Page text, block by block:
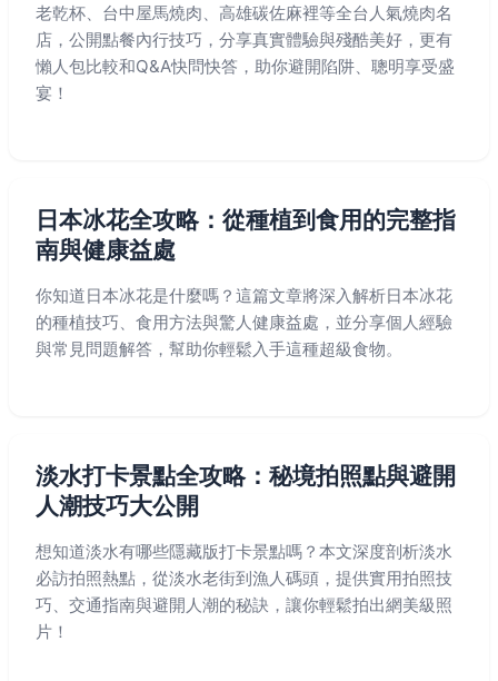
老乾杯、台中屋馬燒肉、高雄碳佐麻裡等全台人氣燒肉名
店，公開點餐內行技巧，分享真實體驗與殘酷美好，更有
懶人包比較和Q&A快問快答，助你避開陷阱、聰明享受盛
宴！
日本冰花全攻略：從種植到食用的完整指
南與健康益處
你知道日本冰花是什麼嗎？這篇文章將深入解析日本冰花
的種植技巧、食用方法與驚人健康益處，並分享個人經驗
與常見問題解答，幫助你輕鬆入手這種超級食物。
淡水打卡景點全攻略：秘境拍照點與避開
人潮技巧大公開
想知道淡水有哪些隱藏版打卡景點嗎？本文深度剖析淡水
必訪拍照熱點，從淡水老街到漁人碼頭，提供實用拍照技
巧、交通指南與避開人潮的秘訣，讓你輕鬆拍出網美級照
片！